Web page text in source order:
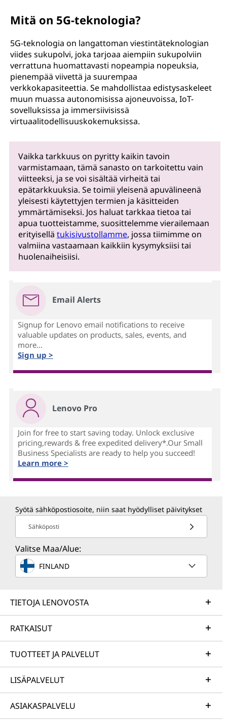
Mitä on 5G-teknologia?
5G-teknologia on langattoman viestintäteknologian
viides sukupolvi, joka tarjoaa aiempiin sukupolviin
verrattuna huomattavasti nopeampia nopeuksia,
pienempää viivettä ja suurempaa
verkkokapasiteettia. Se mahdollistaa edistysaskeleet
muun muassa autonomisissa ajoneuvoissa, IoT-
sovelluksissa ja immersiivisissä
virtuaalitodellisuuskokemuksissa.
Vaikka tarkkuus on pyritty kaikin tavoin
varmistamaan, tämä sanasto on tarkoitettu vain
viitteeksi, ja se voi sisältää virheitä tai
epätarkkuuksia. Se toimii yleisenä apuvälineenä
yleisesti käytettyjen termien ja käsitteiden
ymmärtämiseksi. Jos haluat tarkkaa tietoa tai
apua tuotteistamme, suosittelemme vierailemaan
erityisellä tukisivustollamme, jossa tiimimme on
valmiina vastaamaan kaikkiin kysymyksiisi tai
huolenaiheisiisi.
Email Alerts
Signup for Lenovo email notifications to receive
valuable updates on products, sales, events, and
more...
Sign up >
Lenovo Pro
Join for free to start saving today. Unlock exclusive
pricing,rewards & free expedited delivery*.Our Small
Business Specialists are ready to help you succeed!
Learn more >
Syötä sähköpostiosoite, niin saat hyödylliset päivitykset
Sähköposti
Valitse Maa/Alue:
FINLAND
TIETOJA LENOVOSTA
RATKAISUT
TUOTTEET JA PALVELUT
LISÄPALVELUT
ASIAKASPALVELU